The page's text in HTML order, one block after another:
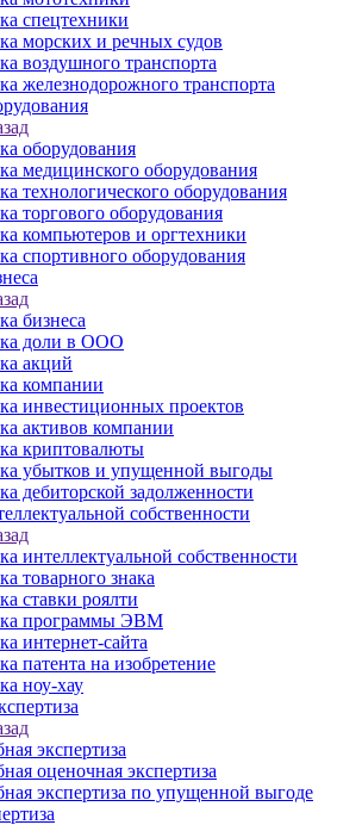
спецтехники
морских и речных судов
воздушного транспорта
железнодорожного транспорта
оборудования
медицинского оборудования
технологического оборудования
торгового оборудования
компьютеров и оргтехники
спортивного оборудования
бизнеса
доли в ООО
акций
компании
инвестиционных проектов
активов компании
криптовалюты
убытков и упущенной выгоды
дебиторской задолженности
собственности
интеллектуальной собственности
товарного знака
ставки роялти
программы ЭВМ
интернет-сайта
патента на изобретение
ноу-хау
экспертиза
оценочная экспертиза
экспертиза по упущенной выгоде